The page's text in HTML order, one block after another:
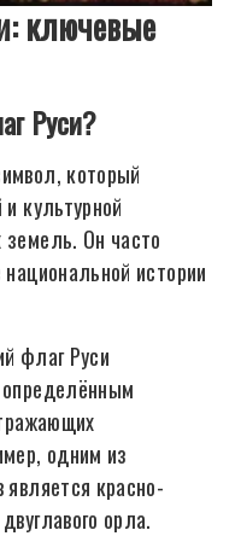
ключевые
Руси?
который
культурной
земель. Он часто
истории
флаг Руси
одним из
является красно-
орла.